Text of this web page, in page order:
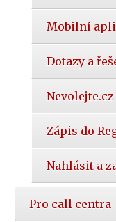
Mobilní
Dotazy a
Zápis do
Nahlásit a
Pro call centra